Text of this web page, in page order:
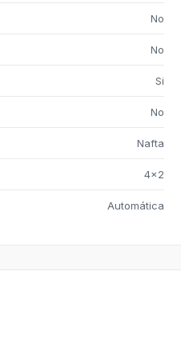
No
No
Si
No
Nafta
4x2
Automática